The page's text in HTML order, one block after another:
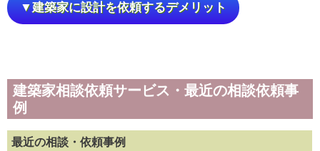
▼建築家に設計を依頼するデメリット
建築家相談依頼サービス・最近の相談依頼事
例
最近の相談・依頼事例